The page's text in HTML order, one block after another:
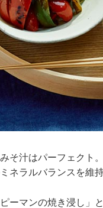
そ汁はパーフェクト
ネラルバランスを維
ーマンの焼き浸し」